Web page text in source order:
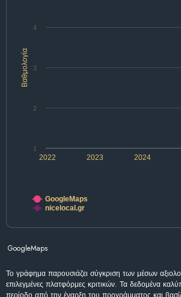
Βαθμολογία
2022 2024
2023
1
2
3
4
GoogleMaps
nicelocal.gr
GoogleMaps
Το γράφημα παρουσιάζει σύγκριση των μέσων
επιλεγμένες πλατφόρμες κριτικών. Τα δεδομένα